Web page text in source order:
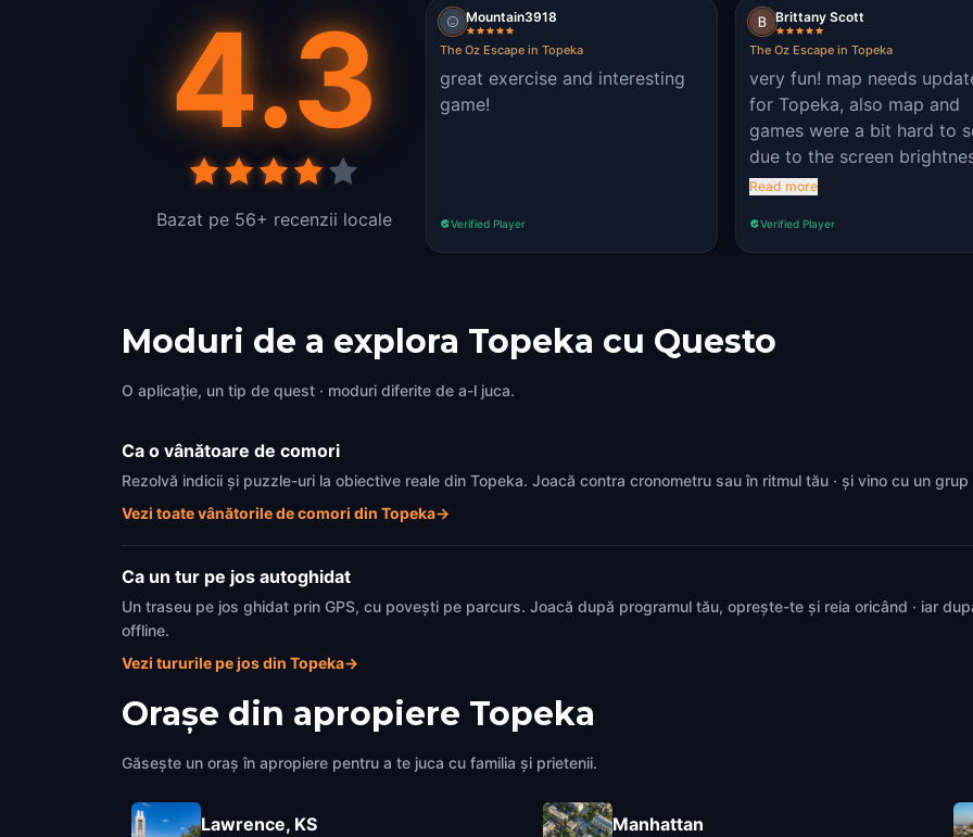
4.3
Bazat pe 56+ recenzii locale
Mountain3918
The Oz Escape in Topeka
great exercise and interesting
game!
Verified Player
Brittany Scott
The Oz Escape in Topeka
very fun! map needs
for Topeka, also map and
games were a bit hard to
due to the screen
and environment factors.
Read more
Verified Player
Moduri de a explora Topeka cu Questo
O aplicație, un tip de quest · moduri diferite de a-l juca.
Ca o vânătoare de comori
Rezolvă indicii și puzzle-uri la obiective reale din Topeka. Joacă contra cronometru sau în ritmul tău · și vino cu un
Vezi toate vânătorile de comori din Topeka→
Ca un tur pe jos autoghidat
Un traseu pe jos ghidat prin GPS, cu povești pe parcurs. Joacă după programul tău, oprește-te și reia oricând · iar
offline.
Vezi tururile pe jos din Topeka→
Orașe din apropiere Topeka
Găsește un oraș în apropiere pentru a te juca cu familia și prietenii.
Lawrence, KS Manhattan